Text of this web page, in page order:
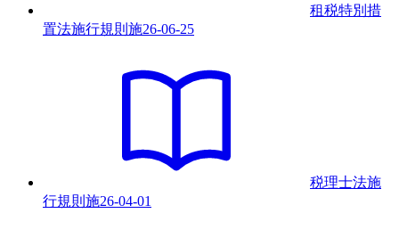
租税特別措
置法施行規則 施26-06-25
税理士法施
行規則 施26-04-01